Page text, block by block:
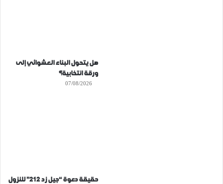
هل يتحول البناء العشوائي إلى
ورقة انتخابية؟
07/08/2026
حقيقة دعوة “جيل زد 212” للنزول